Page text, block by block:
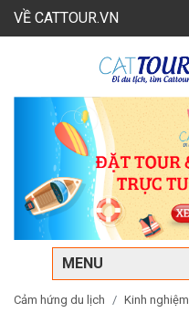
VỀ CATTOUR.VN
MENU
Cảm hứng du lịch Kinh nghiệm